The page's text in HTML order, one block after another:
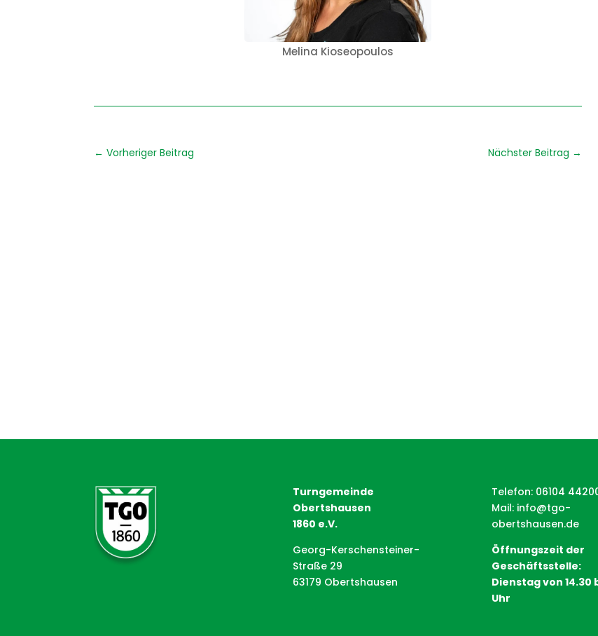
Melina Kioseopoulos
←Vorheriger Beitrag Nächster Beitrag →
Turngemeinde
Obertshausen
1860 e.V.
Georg-Kerschensteiner-
Straße 29
63179 Obertshausen
Telefon: 06104
Mail: info@tgo-
obertshausen.de
Öffnungszeit der
Geschäftsstelle:
Dienstag von 14.30
Uhr